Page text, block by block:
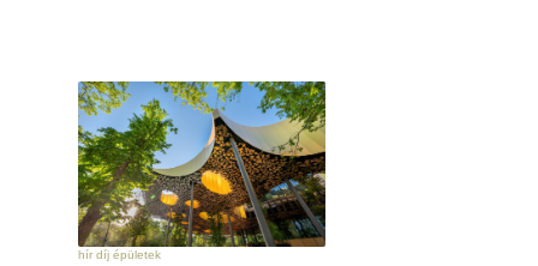
hír díj épületek